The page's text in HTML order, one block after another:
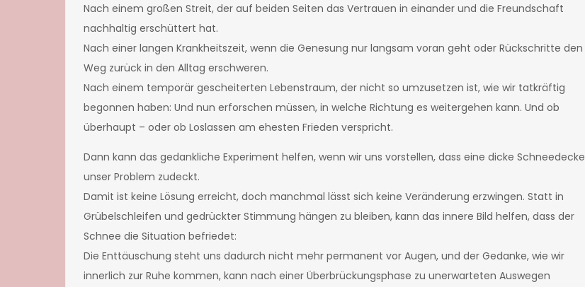
Nach einem großen Streit, der auf beiden Seiten das Vertrauen in einander und die Freundschaft
nachhaltig erschüttert hat.
Nach einer langen Krankheitszeit, wenn die Genesung nur langsam voran geht oder Rückschritte den
Weg zurück in den Alltag erschweren.
Nach einem temporär gescheiterten Lebenstraum, der nicht so umzusetzen ist, wie wir tatkräftig
begonnen haben: Und nun erforschen müssen, in welche Richtung es weitergehen kann. Und ob
überhaupt – oder ob Loslassen am ehesten Frieden verspricht.
Dann kann das gedankliche Experiment helfen, wenn wir uns vorstellen, dass eine dicke Schneedecke
unser Problem zudeckt.
Damit ist keine Lösung erreicht, doch manchmal lässt sich keine Veränderung erzwingen. Statt in
Grübelschleifen und gedrückter Stimmung hängen zu bleiben, kann das innere Bild helfen, dass der
Schnee die Situation befriedet:
Die Enttäuschung steht uns dadurch nicht mehr permanent vor Augen, und der Gedanke, wie wir
innerlich zur Ruhe kommen, kann nach einer Überbrückungsphase zu unerwarteten Auswegen